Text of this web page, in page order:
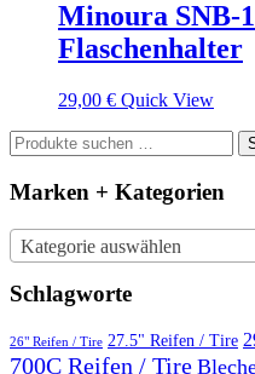
Minoura SNB-
Flaschenhalter
29,00 € Quick View
Suchen
nach:
Marken + Kategorien
Kategorie auswählen
Schlagworte
26" Reifen / Tire 27.5" Reifen / Tire
700C Reifen / Tire